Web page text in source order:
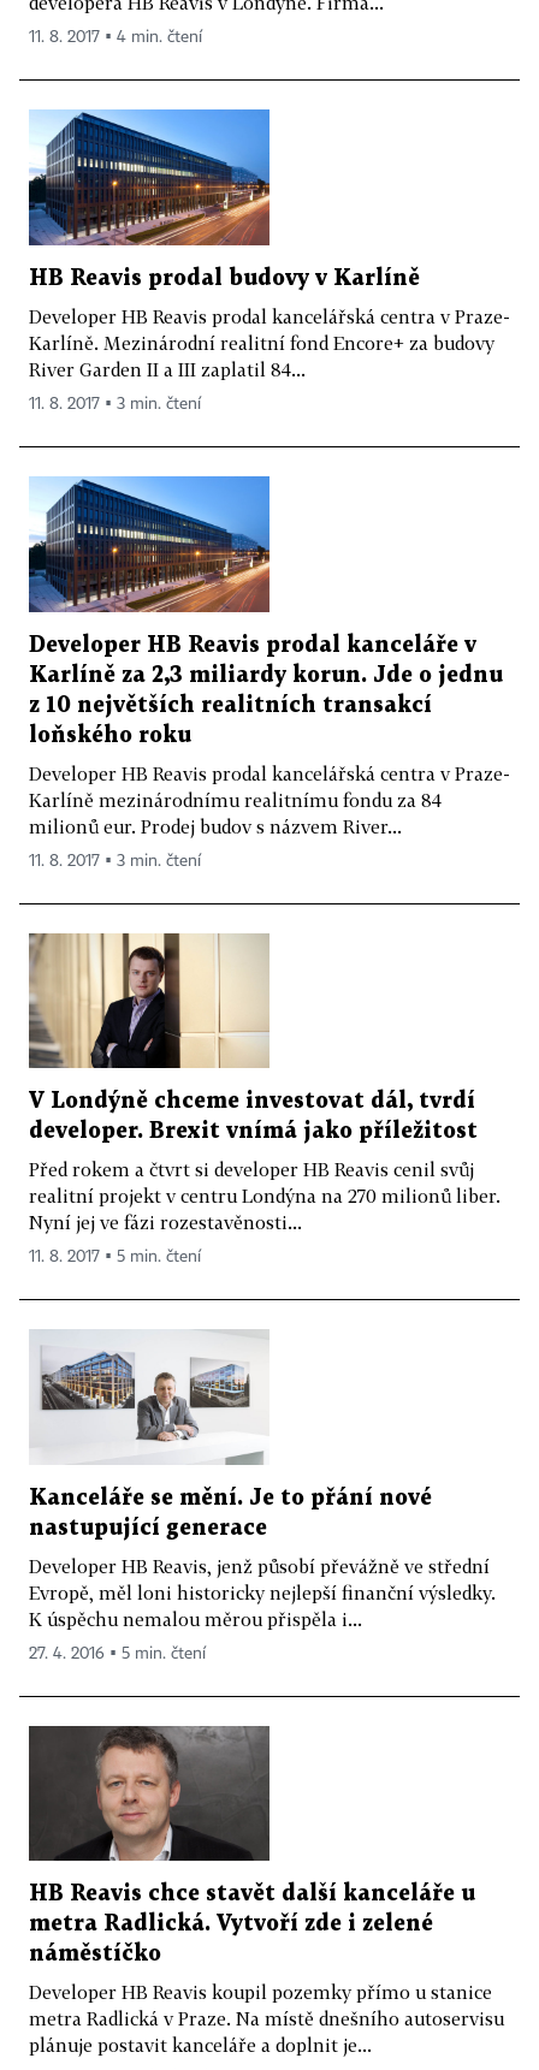
11. 8. 2017 ▪ 4 min. čtení
HB Reavis prodal budovy v Karlíně
Developer HB Reavis prodal kancelářská centra v Praze-
Karlíně. Mezinárodní realitní fond Encore+ za budovy
River Garden II a III zaplatil 84...
11. 8. 2017 ▪ 3 min. čtení
Developer HB Reavis prodal kanceláře v
Karlíně za 2,3 miliardy korun. Jde o jednu
z 10 největších realitních transakcí
loňského roku
Developer HB Reavis prodal kancelářská centra v Praze-
Karlíně mezinárodnímu realitnímu fondu za 84
milionů eur. Prodej budov s názvem River...
11. 8. 2017 ▪ 3 min. čtení
V Londýně chceme investovat dál, tvrdí
developer. Brexit vnímá jako příležitost
Před rokem a čtvrt si developer HB Reavis cenil svůj
realitní projekt v centru Londýna na 270 milionů liber.
Nyní jej ve fázi rozestavěnosti...
11. 8. 2017 ▪ 5 min. čtení
Kanceláře se mění. Je to přání nové
nastupující generace
Developer HB Reavis, jenž působí převážně ve střední
Evropě, měl loni historicky nejlepší finanční výsledky.
K úspěchu nemalou měrou přispěla i...
27. 4. 2016 ▪ 5 min. čtení
HB Reavis chce stavět další kanceláře u
metra Radlická. Vytvoří zde i zelené
náměstíčko
Developer HB Reavis koupil pozemky přímo u stanice
metra Radlická v Praze. Na místě dnešního autoservisu
plánuje postavit kanceláře a doplnit je...